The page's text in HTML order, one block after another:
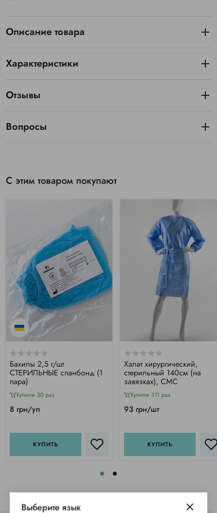
Описание товара
Характеристики
Отзывы
Вопросы
С этим товаром покупают
Бахилы 2,5 г/шт
СТЕРИЛЬНЫЕ спанбонд (1
пара)
Купили 30 раз
8 грн/уп
КУПИТЬ
Халат хирургический,
стерильный 140см (на
завязках), СМС
Купили 311 раз
93 грн/шт
КУПИТЬ
Выберите язык